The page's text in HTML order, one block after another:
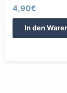
4,90€
In den